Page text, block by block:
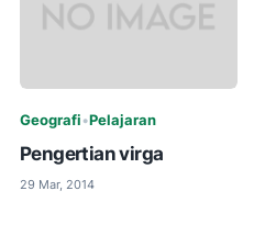
Geografi •Pelajaran
Pengertian virga
29 Mar, 2014